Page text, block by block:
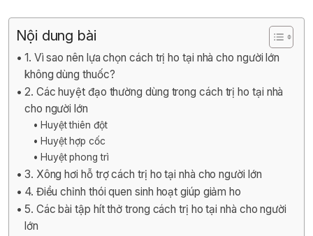
Nội dung bài
1. Vì sao nên lựa chọn cách trị ho tại nhà cho người lớn
không dùng thuốc?
2. Các huyệt đạo thường dùng trong cách trị ho tại nhà
cho người lớn
Huyệt thiên đột
Huyệt hợp cốc
Huyệt phong trì
3. Xông hơi hỗ trợ cách trị ho tại nhà cho người lớn
4. Điều chỉnh thói quen sinh hoạt giúp giảm ho
5. Các bài tập hít thở trong cách trị ho tại nhà cho người
lớn